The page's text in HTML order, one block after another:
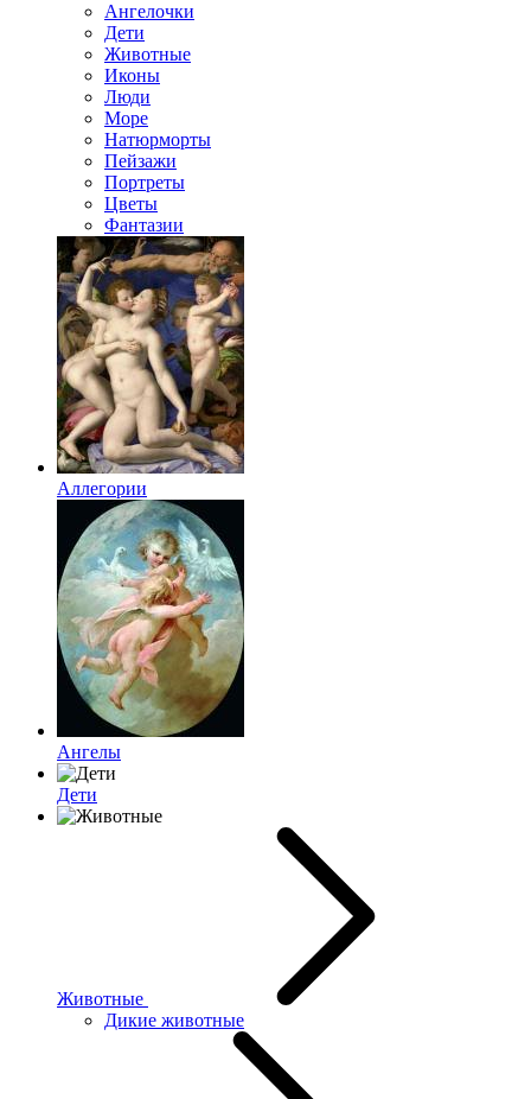
Ангелочки
Дети
Животные
Иконы
Люди
Море
Натюрморты
Пейзажи
Портреты
Цветы
Фантазии
Аллегории
Ангелы
Дети
Животные
Дикие животные